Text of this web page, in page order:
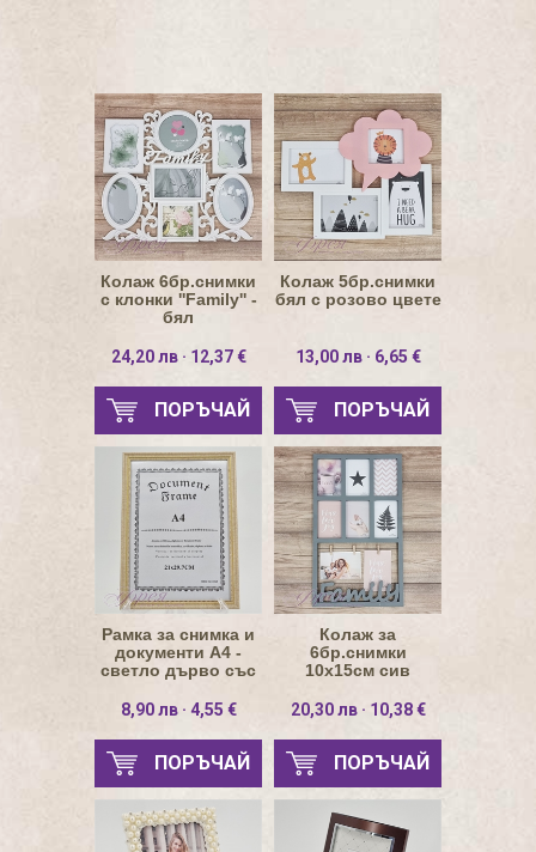
Колаж 6бр.снимки
с клонки ''Family'' -
бял
24,20 лв · 12,37 €
ПОРЪЧАЙ
Колаж 5бр.снимки
бял с розово цвете
13,00 лв · 6,65 €
ПОРЪЧАЙ
Рамка за снимка и
документи А4 -
светло дърво със
8,90 лв · 4,55 €
ПОРЪЧАЙ
Колаж за
6бр.снимки
10х15см сив
''Family''
20,30 лв · 10,38 €
ПОРЪЧАЙ